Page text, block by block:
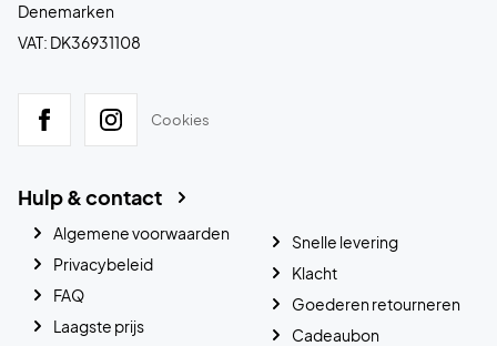
Denemarken
VAT: DK36931108
Cookies
Hulp & contact
Algemene voorwaarden
Privacybeleid
FAQ
Laagste prijs
Snelle levering
Klacht
Goederen retourneren
Cadeaubon